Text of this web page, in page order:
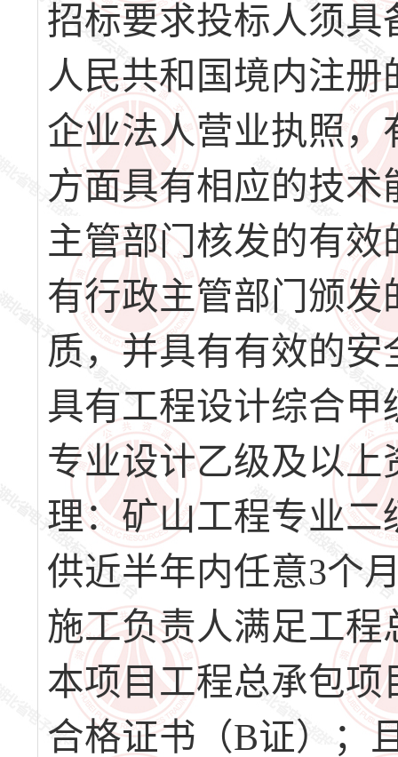
招标要求投标人须
人民共和国境内注
企业法人营业执照
方面具有相应的技
主管部门核发的有
有行政主管部门颁
质，并具有有效的
具有工程设计综合
专业设计乙级及以上
理：矿山工程专业
供近半年内任意3个
施工负责人满足工
本项目工程总承包
合格证书（B证）；